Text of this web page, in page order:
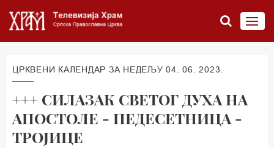
ЦРКВЕНИ КАЛЕНДАР ЗА НЕДЕЉУ 04. 06. 2023.
+++ СИЛАЗАК СВЕТОГ ДУХА НА
АПОСТОЛЕ - ПЕДЕСЕТНИЦА -
ТРОЈИЦЕ